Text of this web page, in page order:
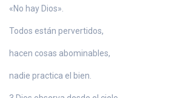
«No hay Dios».
Todos están pervertidos,
hacen cosas abominables,
nadie practica el bien.